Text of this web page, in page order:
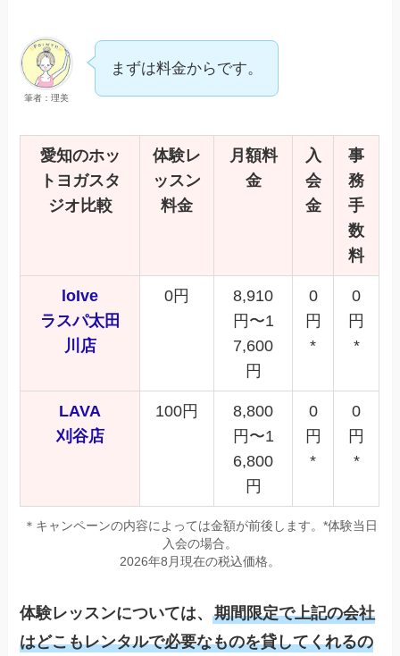
筆者：理美
まずは料金からです。
愛知のホッ
トヨガスタ
ジオ比較
体験レ
ッスン
料金
月額料
金
入
会
金
事
務
手
数
料
loIve
ラスパ太田
川店
0円
8,910
円〜1
7,600
円
0
円
*
0
円
*
LAVA
刈谷店
100円
8,800
円〜1
6,800
円
0
円
*
0
円
*
＊キャンペーンの内容によっては金額が前後します。*体験当日
入会の場合。
2026年8月現在の税込価格。
体験レッスンについては、期間限定で上記の会社
はどこもレンタルで必要なものを貸してくれるの